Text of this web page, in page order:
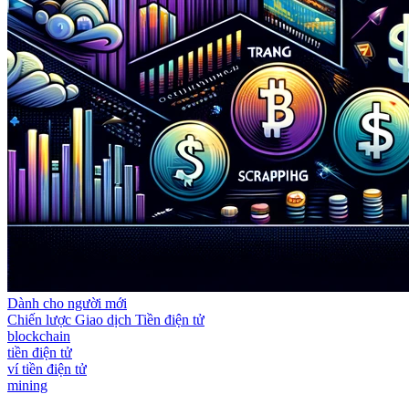
Dành cho người mới
Chiến lược Giao dịch Tiền điện tử
blockchain
tiền điện tử
ví tiền điện tử
mining